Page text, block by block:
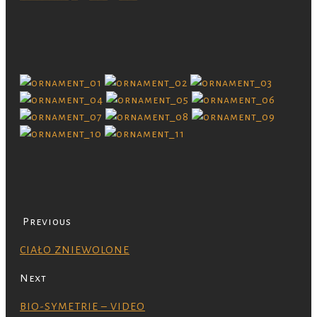
Previous
CIAŁO ZNIEWOLONE
Next
BIO-SYMETRIE – VIDEO